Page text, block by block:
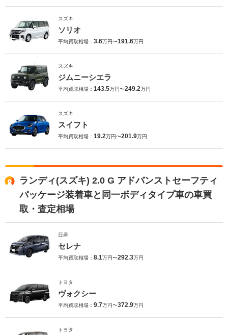
スズキ
ソリオ
平均買取相場： 3.6万円〜191.6万円
スズキ
ジムニーシエラ
平均買取相場： 143.5万円〜249.2万円
スズキ
スイフト
平均買取相場： 19.2万円〜201.9万円
ランディ(スズキ) 2.0 G アドバンストセーフティ
パッケージ装着車と同一ボディタイプ車の車買
取・査定相場
日産
セレナ
平均買取相場： 8.1万円〜292.3万円
トヨタ
ヴォクシー
平均買取相場： 9.7万円〜372.9万円
トヨタ